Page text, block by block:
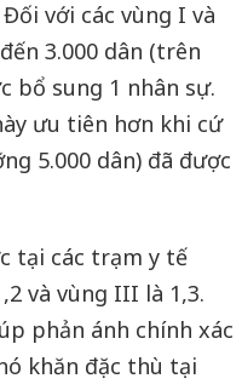
với các vùng I và
3.000 dân (trên
bổ sung 1 nhân sự.
ưu tiên hơn khi cứ
5.000 dân) đã được
tại các trạm y tế
và vùng III là 1,3.
phản ánh chính xác
khăn đặc thù tại